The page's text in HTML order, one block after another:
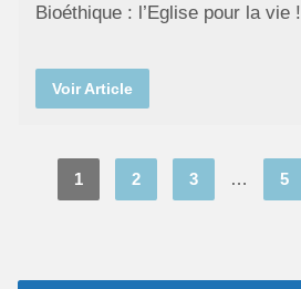
Bioéthique : l’Eglise pour la vie !
Voir Article
1 2 3 … 5